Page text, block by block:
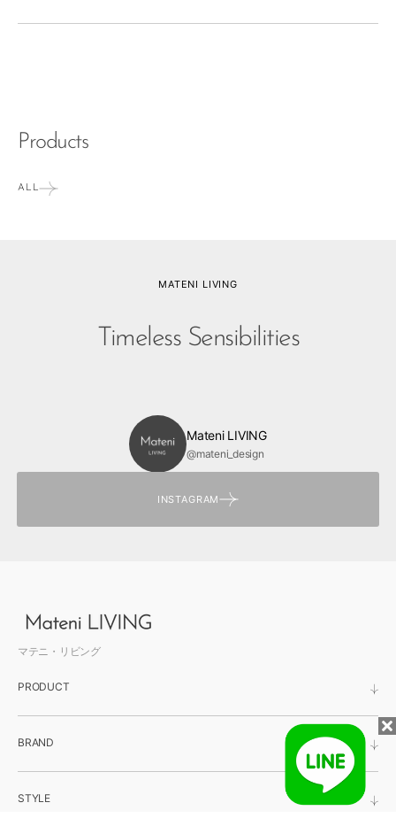
Products
ALL
MATENI LIVING
Timeless Sensibilities
Mateni LIVING
@mateni_design
INSTAGRAM
マテニ・リビング
PRODUCT
BRAND
STYLE